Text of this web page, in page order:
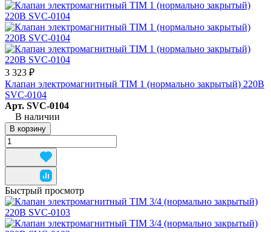
3 323 ₽
Клапан электромагнитный TIM 1 (нормально закрытый) 220В
SVC-0104
Арт. SVC-0104
В наличии
В корзину
Быстрый просмотр